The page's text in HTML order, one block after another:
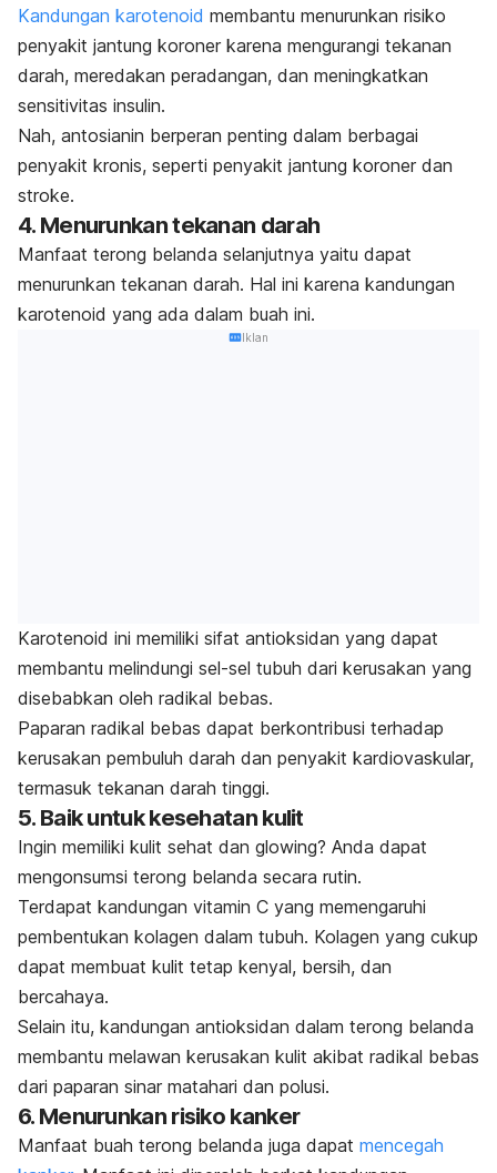
Kandungan karotenoid membantu menurunkan risiko
penyakit jantung koroner karena mengurangi tekanan
darah, meredakan peradangan, dan meningkatkan
sensitivitas insulin.
Nah, antosianin berperan penting dalam berbagai
penyakit kronis, seperti penyakit jantung koroner dan
stroke.
4. Menurunkan tekanan darah
Manfaat terong belanda selanjutnya yaitu dapat
menurunkan tekanan darah. Hal ini karena kandungan
karotenoid yang ada dalam buah ini.
Iklan
Karotenoid ini memiliki sifat antioksidan yang dapat
membantu melindungi sel-sel tubuh dari kerusakan yang
disebabkan oleh radikal bebas.
Paparan radikal bebas dapat berkontribusi terhadap
kerusakan pembuluh darah dan penyakit kardiovaskular,
termasuk tekanan darah tinggi.
5. Baik untuk kesehatan kulit
Ingin memiliki kulit sehat dan glowing? Anda dapat
mengonsumsi terong belanda secara rutin.
Terdapat kandungan vitamin C yang memengaruhi
pembentukan kolagen dalam tubuh. Kolagen yang cukup
dapat membuat kulit tetap kenyal, bersih, dan
bercahaya.
Selain itu, kandungan antioksidan dalam terong belanda
membantu melawan kerusakan kulit akibat radikal bebas
dari paparan sinar matahari dan polusi.
6. Menurunkan risiko kanker
Manfaat buah terong belanda juga dapat mencegah